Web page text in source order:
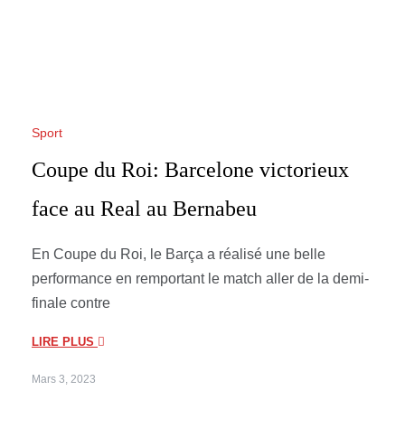
Sport
Coupe du Roi: Barcelone victorieux
face au Real au Bernabeu
En Coupe du Roi, le Barça a réalisé une belle
performance en remportant le match aller de la demi-
finale contre
LIRE PLUS
Mars 3, 2023